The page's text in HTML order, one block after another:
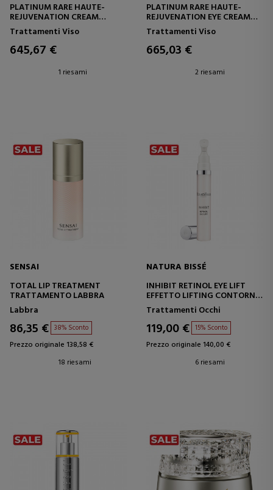
PLATINUM RARE HAUTE-
REJUVENATION CREAM
CREMA VISO RINGIOVANENTE
Trattamenti Viso
645,67 €
1 riesami
PLATINUM RARE HAUTE-
REJUVENATION EYE CREAM
CREMA CONTORNO OCCHI
Trattamenti Viso
665,03 €
2 riesami
SENSAI
TOTAL LIP TREATMENT
TRATTAMENTO LABBRA
Labbra
86,35 € 38% Sconto
Prezzo originale 138,58 €
18 riesami
NATURA BISSÉ
INHIBIT RETINOL EYE LIFT
EFFETTO LIFTING CONTORNO
OCCHI
Trattamenti Occhi
119,00 € 15% Sconto
Prezzo originale 140,00 €
6 riesami